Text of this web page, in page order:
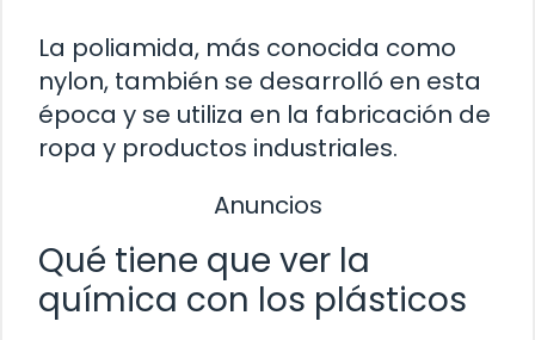
La poliamida, más conocida como
nylon, también se desarrolló en esta
época y se utiliza en la fabricación de
ropa y productos industriales.
Anuncios
Qué tiene que ver la
química con los plásticos